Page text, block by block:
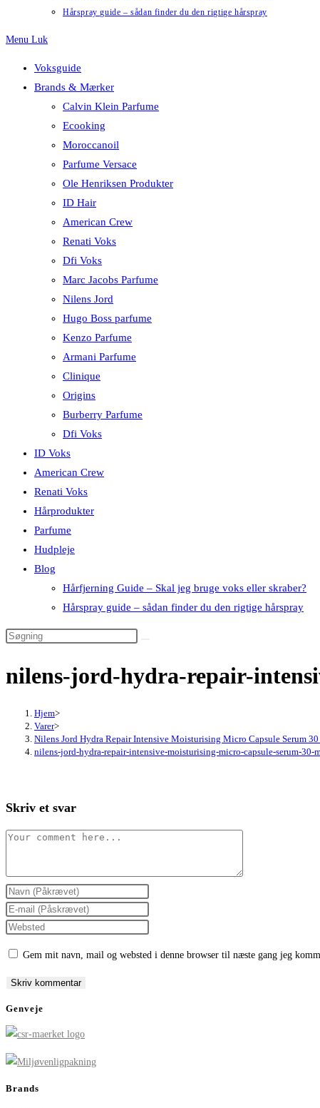
Hårspray guide – sådan finder du den rigtige hårspray
Menu Luk
Voksguide
Brands & Mærker
Calvin Klein Parfume
Ecooking
Moroccanoil
Parfume Versace
Ole Henriksen Produkter
ID Hair
American Crew
Renati Voks
Dfi Voks
Marc Jacobs Parfume
Nilens Jord
Hugo Boss parfume
Kenzo Parfume
Armani Parfume
Clinique
Origins
Burberry Parfume
Dfi Voks
ID Voks
American Crew
Renati Voks
Hårprodukter
Parfume
Hudpleje
Blog
Hårfjerning Guide – Skal jeg bruge voks eller skraber?
Hårspray guide – sådan finder du den rigtige hårspray
nilens-jord-hydra-repair-
Hjem>
Varer>
Nilens Jord Hydra Repair Intensive Moisturising Micro Capsule Serum 30
nilens-jord-hydra-repair-intensive-moisturising-micro-capsule-serum-30-
Skriv et svar
Comment
Enter
your
name
to
Enter
your
to
Enter
URL
Gem mit navn, mail og websted i denne browser til næste gang jeg
Genveje
Brands